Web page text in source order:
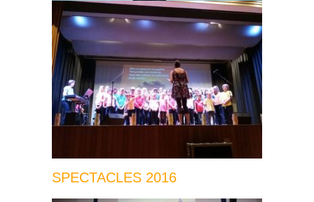
SPECTACLES 2016